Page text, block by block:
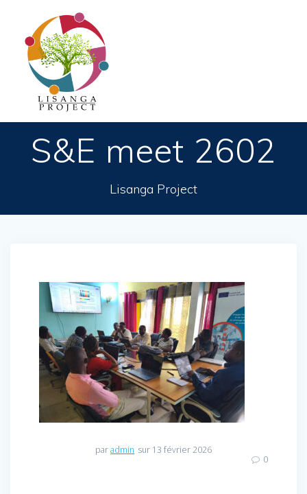
S&E meet 2602
Lisanga Project
paradmin sur 13 février 2026
0